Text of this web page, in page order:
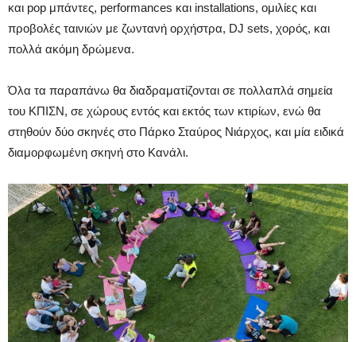
και pop μπάντες, performances και installations, ομιλίες και
προβολές ταινιών με ζωντανή ορχήστρα, DJ sets, χορός, και
πολλά ακόμη δρώμενα.
Όλα τα παραπάνω θα διαδραματίζονται σε πολλαπλά σημεία
του ΚΠΙΣΝ, σε χώρους εντός και εκτός των κτιρίων, ενώ θα
στηθούν δύο σκηνές στο Πάρκο Σταύρος Νιάρχος, και μία ειδικά
διαμορφωμένη σκηνή στο Κανάλι.